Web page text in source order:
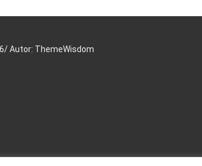
Autor: ThemeWisdom